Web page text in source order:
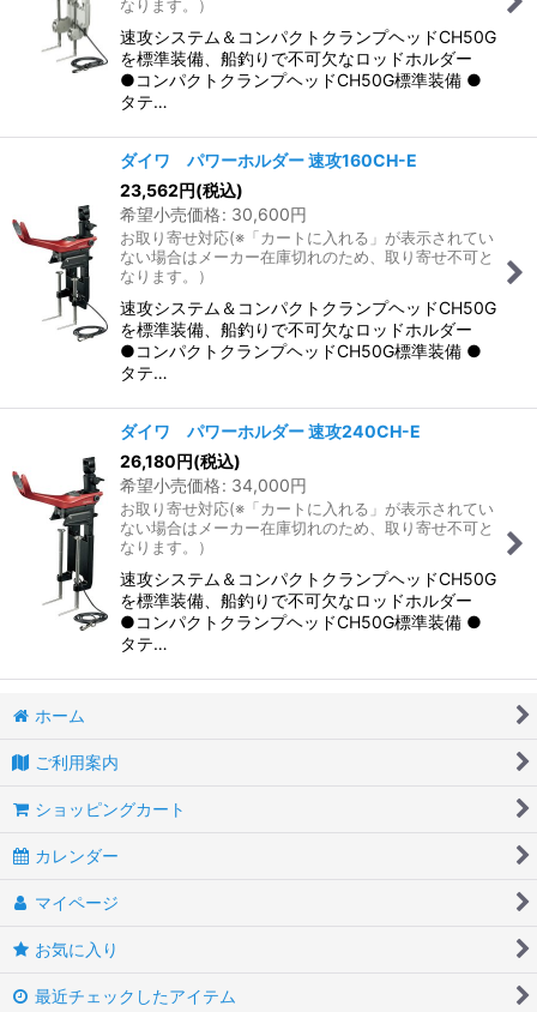
なります。）
速攻システム＆コンパクトクランプヘッドCH50G
を標準装備、船釣りで不可欠なロッドホルダー
●コンパクトクランプヘッドCH50G標準装備 ●
タテ…
ダイワ パワーホルダー 速攻160CH-E
23,562円(税込)
希望小売価格: 30,600円
お取り寄せ対応(※「カートに入れる」が表示されてい
ない場合はメーカー在庫切れのため、取り寄せ不可と
なります。）
速攻システム＆コンパクトクランプヘッドCH50G
を標準装備、船釣りで不可欠なロッドホルダー
●コンパクトクランプヘッドCH50G標準装備 ●
タテ…
ダイワ パワーホルダー 速攻240CH-E
26,180円(税込)
希望小売価格: 34,000円
お取り寄せ対応(※「カートに入れる」が表示されてい
ない場合はメーカー在庫切れのため、取り寄せ不可と
なります。）
速攻システム＆コンパクトクランプヘッドCH50G
を標準装備、船釣りで不可欠なロッドホルダー
●コンパクトクランプヘッドCH50G標準装備 ●
タテ…
ホーム
ご利用案内
ショッピングカート
カレンダー
マイページ
お気に入り
最近チェックしたアイテム